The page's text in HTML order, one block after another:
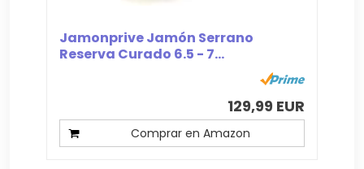
Jamonprive Jamón Serrano
Reserva Curado 6.5 - 7...
129,99 EUR
Comprar en Amazon